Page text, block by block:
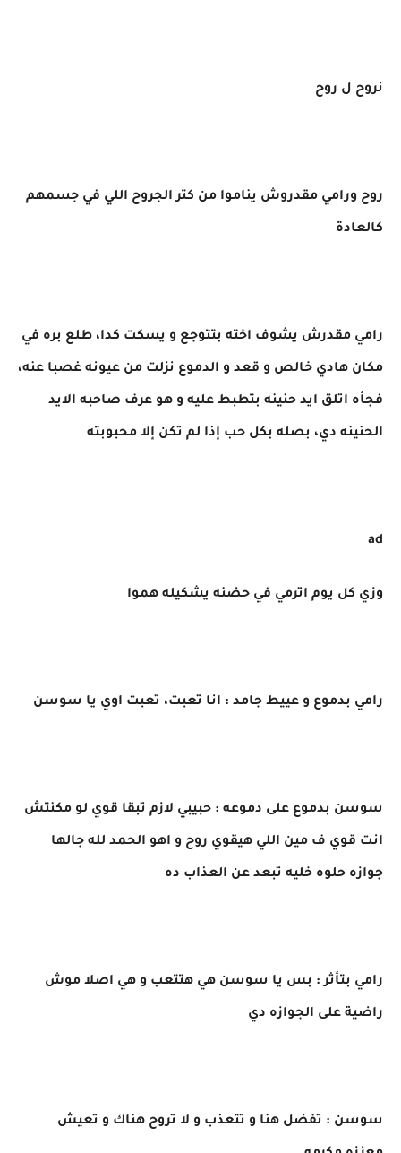
نروح ل روح
روح ورامي مقدروش يناموا من كتر الجروح اللي في جسمهم
كالعادة
رامي مقدرش يشوف اخته بتتوجع و يسكت كدا، طلع بره في
مكان هادي خالص و قعد و الدموع نزلت من عيونه غصبا عنه،
فجأه اتلق ايد حنينه بتطبط عليه و هو عرف صاحبه الايد
الحنينه دي، بصله بكل حب إذا لم تكن إلا محبوبته
ad
وزي كل يوم اترمي في حضنه يشكيله هموا
رامي بدموع و عييط جامد : انا تعبت، تعبت اوي يا سوسن
سوسن بدموع على دموعه : حبيبي لازم تبقا قوي لو مكنتش
انت قوي ف مين اللي هيقوي روح و اهو الحمد لله جالها
جوازه حلوه خليه تبعد عن العذاب ده
رامي بتأثر : بس يا سوسن هي هتتعب و هي اصلا موش
راضية على الجوازه دي
سوسن : تفضل هنا و تتعذب و لا تروح هناك و تعيش